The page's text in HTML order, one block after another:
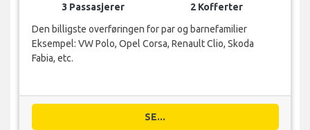
3 Passasjerer
2 Kofferter
Den billigste overføringen for par og barnefamilier
Eksempel: VW Polo, Opel Corsa, Renault Clio, Skoda
Fabia, etc.
SE...